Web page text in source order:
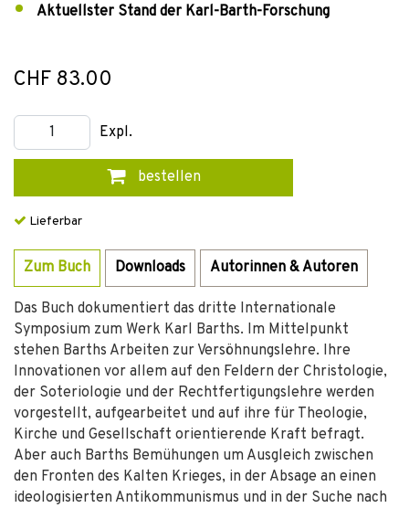
Aktuellster Stand der Karl-Barth-Forschung
CHF 83.00
Expl.
bestellen
Lieferbar
Zum Buch Downloads Autorinnen & Autoren
Das Buch dokumentiert das dritte Internationale
Symposium zum Werk Karl Barths. Im Mittelpunkt
stehen Barths Arbeiten zur Versöhnungslehre. Ihre
Innovationen vor allem auf den Feldern der Christologie,
der Soteriologie und der Rechtfertigungslehre werden
vorgestellt, aufgearbeitet und auf ihre für Theologie,
Kirche und Gesellschaft orientierende Kraft befragt.
Aber auch Barths Bemühungen um Ausgleich zwischen
den Fronten des Kalten Krieges, in der Absage an einen
ideologisierten Antikommunismus und in der Suche nach